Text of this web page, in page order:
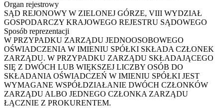
Organ rejestrowy
SĄD REJONOWY W ZIELONEJ GÓRZE, VIII WYDZIAŁ
GOSPODARCZY KRAJOWEGO REJESTRU SĄDOWEGO
Sposób reprezentacji
W PRZYPADKU ZARZĄDU JEDNOOSOBOWEGO
OŚWIADCZENIA W IMIENIU SPÓŁKI SKŁADA CZŁONEK
ZARZĄDU. W PRZYPADKU ZARZĄDU SKŁADAJĄCEGO
SIĘ Z DWÓCH LUB WIĘKSZEJ LICZBY OSÓB DO
SKŁADANIA OŚWIADCZEŃ W IMIENIU SPÓŁKI JEST
WYMAGANE WSPÓŁDZIAŁANIE DWÓCH CZŁONKÓW
ZARZĄDU ALBO JEDNEGO CZŁONKA ZARZĄDU
ŁĄCZNIE Z PROKURENTEM.